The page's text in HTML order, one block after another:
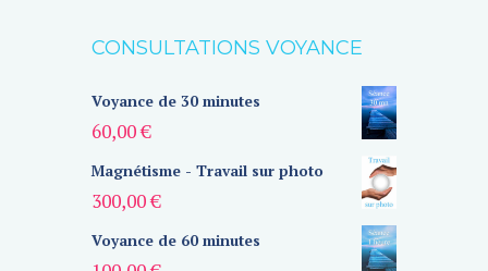
CONSULTATIONS VOYANCE
Voyance de 30 minutes
60,00€
Magnétisme - Travail sur photo
300,00€
Voyance de 60 minutes